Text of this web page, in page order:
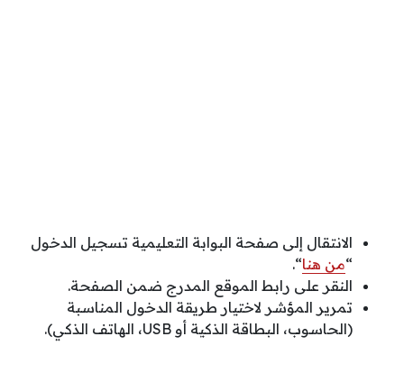
الانتقال إلى صفحة البوابة التعليمية تسجيل الدخول
“من هنا“.
النقر على رابط الموقع المدرج ضمن الصفحة.
تمرير المؤشر لاختيار طريقة الدخول المناسبة
(الحاسوب، البطاقة الذكية أو USB، الهاتف الذكي).